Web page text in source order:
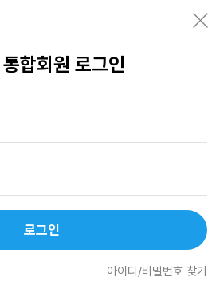
합회원 로그인
로그인
아이디/비밀번호 찾기